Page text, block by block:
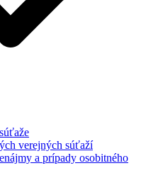
verejných súťaží
a prípady osobitného